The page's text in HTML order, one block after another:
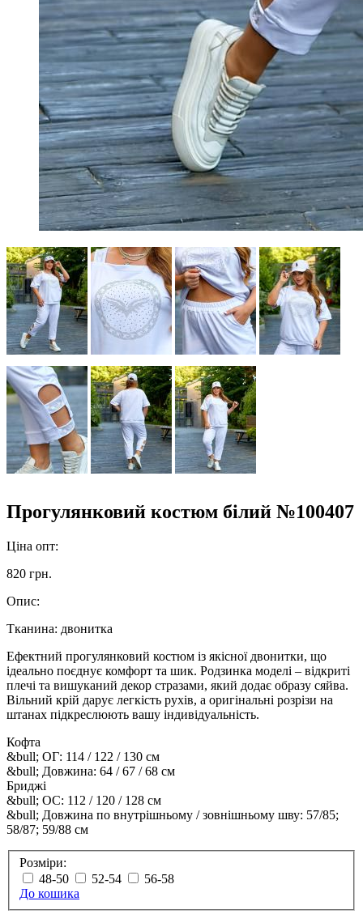
Прогулянковий костюм білий №100407
Ціна опт:
820 грн.
Опис:
Тканина: двонитка
Ефектний прогулянковий костюм із якісної двонитки, що
ідеально поєднує комфорт та шик. Родзинка моделі – відкриті
плечі та вишуканий декор стразами, який додає образу сяйва.
Вільний крій дарує легкість рухів, а оригінальні розрізи на
штанах підкреслюють вашу індивідуальність.
Кофта
&bull; ОГ: 114 / 122 / 130 см
&bull; Довжина: 64 / 67 / 68 см
Бриджі
&bull; ОС: 112 / 120 / 128 см
&bull; Довжина по внутрішньому / зовнішньому шву: 57/85;
58/87; 59/88 см
Розміри:
48-50
52-54
56-58
До кошика